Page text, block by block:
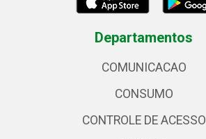
Departamentos
COMUNICACAO
CONSUMO
CONTROLE DE ACESSO